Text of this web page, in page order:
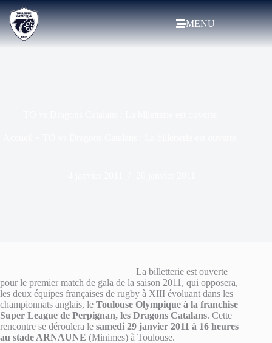
MENU
La billetterie est ouverte
pour le premier match de gala de la saison 2011, qui opposera,
les deux équipes françaises de rugby à XIII évoluant dans les
championnats anglais, le Toulouse Olympique à la franchise
Super League de Perpignan, les Dragons Catalans. Cette
rencontre se déroulera le samedi 29 janvier 2011 à 16 heures
au stade ARNAUNE (Minimes) à Toulouse.